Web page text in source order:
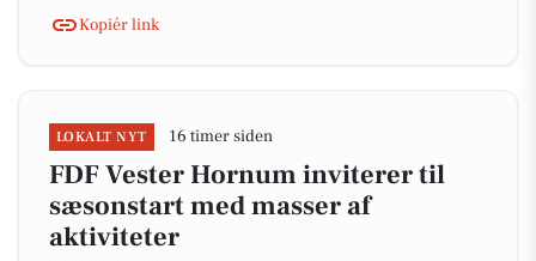
Kopiér link
LOKALT NYT 16 timer siden
FDF Vester Hornum inviterer til
sæsonstart med masser af
aktiviteter